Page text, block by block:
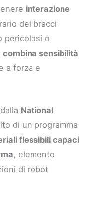
interazione
dei bracci
pericolosi o
combina sensibilità
a forza e
National
di un programma
flessibili capaci
, elemento
di robot